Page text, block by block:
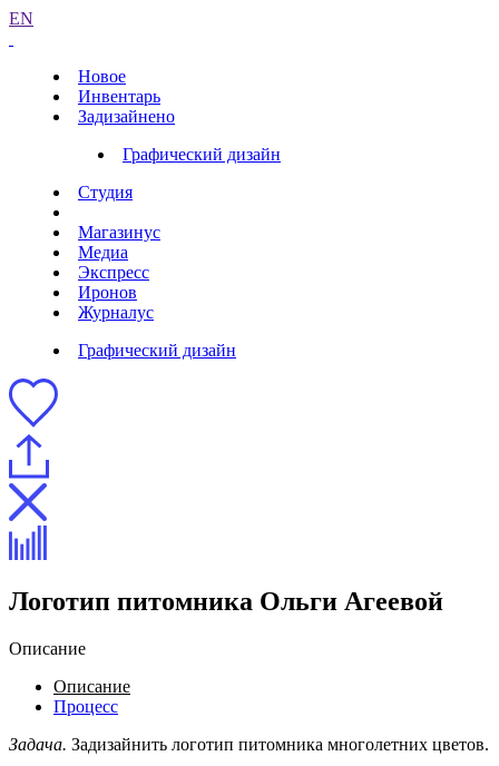
EN
Новое
Инвентарь
Задизайнено
Графический дизайн
Студия
Магазинус
Медиа
Экспресс
Иронов
Журналус
Графический дизайн
Логотип питомника Ольги Агеевой
Описание
Описание
Процесс
Задача. Задизайнить логотип питомника многолетних цветов.